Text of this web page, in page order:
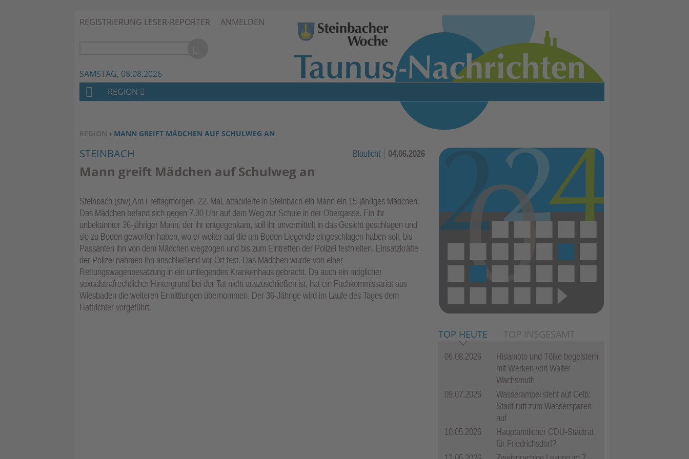
Zum Inhalt springen ↓
REGISTRIERUNG LESER-REPORTER ANMELDEN
SAMSTAG, 08.08.2026
SIE BEFINDEN SICH HIER:
REGION › MANN GREIFT MÄDCHEN AUF SCHULWEG AN
STEINBACH Blaulicht 04.06.2026
Mann greift Mädchen auf Schulweg an
Steinbach (stw) Am Freitagmorgen, 22. Mai, attackierte in Steinbach ein Mann ein 15-jähriges Mädchen.
Das Mädchen befand sich gegen 7.30 Uhr auf dem Weg zur Schule in der Obergasse. Ein ihr
unbekannter 36-jähriger Mann, der ihr entgegenkam, soll ihr unvermittelt in das Gesicht geschlagen und
sie zu Boden geworfen haben, wo er weiter auf die am Boden Liegende eingeschlagen haben soll, bis
Passanten ihn von dem Mädchen wegzogen und bis zum Eintreffen der Polizei festhielten. Einsatzkräfte
der Polizei nahmen ihn anschließend vor Ort fest. Das Mädchen wurde von einer
Rettungswagenbesatzung in ein umliegendes Krankenhaus gebracht. Da auch ein möglicher
sexualstrafrechtlicher Hintergrund bei der Tat nicht auszuschließen ist, hat ein Fachkommissariat aus
Wiesbaden die weiteren Ermittlungen übernommen. Der 36-Jährige wird im Laufe des Tages dem
Haftrichter vorgeführt.
TOP HEUTE TOP INSGESAMT
06.08.2026
Hisamoto und Tölke begeistern
mit Werken von Walter
Wachsmuth
09.07.2026
Wasserampel steht auf Gelb:
Stadt ruft zum Wassersparen
auf
10.05.2026
Hauptamtlicher CDU-Stadtrat
für Friedrichsdorf?
H
M
E
REGION